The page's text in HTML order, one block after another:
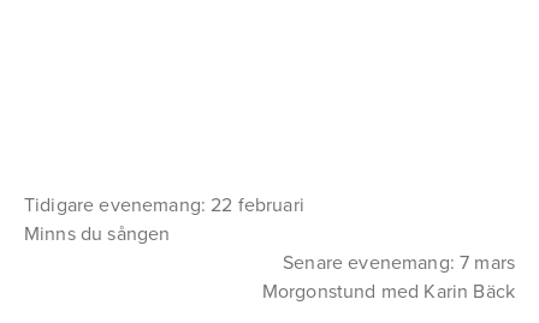
Tidigare evenemang: 22 februari
Minns du sången
Senare evenemang: 7 mars
Morgonstund med Karin Bäck